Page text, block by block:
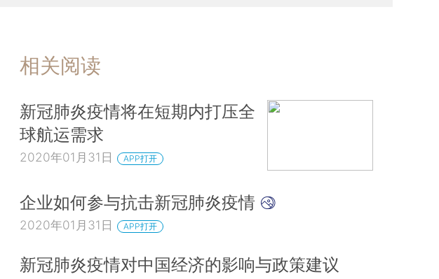
相关阅读
新冠肺炎疫情将在短期内打压全
球航运需求
2020年01月31日 APP打开
企业如何参与抗击新冠肺炎疫情
2020年01月31日 APP打开
新冠肺炎疫情对中国经济的影响与政策建议